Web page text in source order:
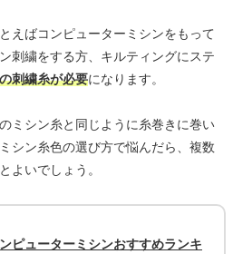
えばコンピューターミシンをもって
刺繍をする方、キルティングにステ
刺繍糸が必要になります。
ミシン糸と同じように糸巻きに巻い
シン糸色の選び方で悩んだら、複数
よいでしょう。
ピューターミシンおすすめランキ